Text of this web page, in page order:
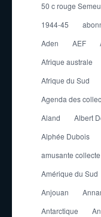
50 c rouge
1944-45
Aden
AEF
Afrique australe
Afrique du Sud
Agenda des
Aland
Albert
Alphée Dubois
amusante collecte
Amérique du Sud
Anjouan
Antarctique